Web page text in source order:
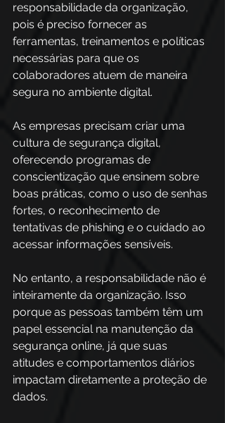
responsabilidade da organização,
pois é preciso fornecer as
ferramentas, treinamentos e políticas
necessárias para que os
colaboradores atuem de maneira
segura no ambiente digital.
As empresas precisam criar uma
cultura de segurança digital,
oferecendo programas de
conscientização que ensinem sobre
boas práticas, como o uso de senhas
fortes, o reconhecimento de
tentativas de phishing e o cuidado ao
acessar informações sensíveis.
No entanto, a responsabilidade não é
inteiramente da organização. Isso
porque as pessoas também têm um
papel essencial na manutenção da
segurança online, já que suas
atitudes e comportamentos diários
impactam diretamente a proteção de
dados.